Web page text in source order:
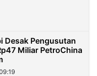
Desak Pengusutan
Miliar PetroChina